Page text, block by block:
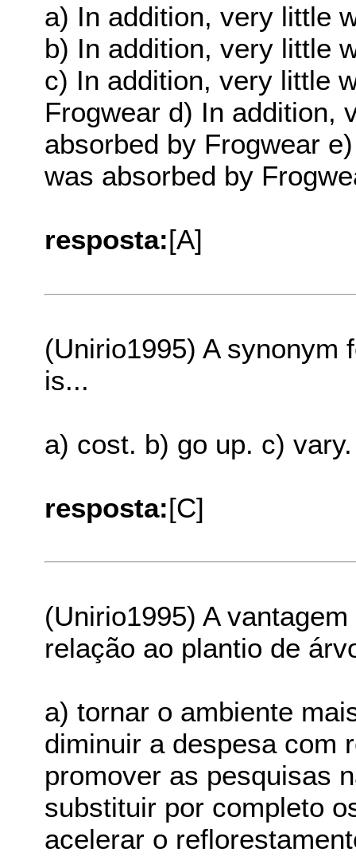
a) In addition, very little
b) In addition, very little
c) In addition, very little
Frogwear d) In addition,
absorbed by Frogwear
was absorbed by
resposta:[A]
(Unirio1995) A synonym
is...
a) cost. b) go up. c)
resposta:[C]
(Unirio1995) A
relação ao plantio de
a) tornar o ambiente
diminuir a despesa com
promover as pesquisas
substituir por completo
acelerar o